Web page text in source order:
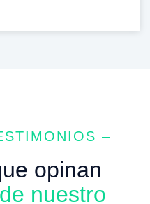
–
opinan
nuestro